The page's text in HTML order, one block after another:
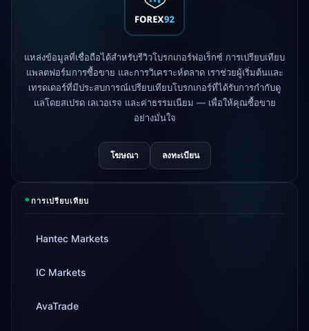
FP Markets
— บัญชีใหม่ไม่มีค่า
AvaTradeสูญเสียใบอนุญาตกำกับดูแล 3d
Tickmill ความเร็วถอนเงินเป็น 24 ชั่วโมง
4d
แหล่งข้อมูลที่เชื่อถือได้สำหรับรีวิวโบรกเกอร์ฟอเร็กซ์ การเปรียบเทียบ
แพลตฟอร์มการซื้อขาย และการวิเคราะห์ตลาด เราช่วยผู้เริ่มต้นและ
เทรดเดอร์ที่มีประสบการณ์เปรียบเทียบโบรกเกอร์ที่ได้รับการกำกับดู
แลโดยสเปรด เลเวอเรจ และค่าธรรมเนียม — เพื่อให้คุณซื้อขาย
อย่างมั่นใจ
โฆษณา ลงทะเบียน
*การเปรียบเทียบ
Hantec Markets
IC Markets
AvaTrade